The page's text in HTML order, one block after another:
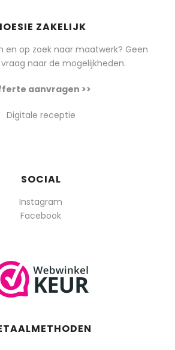
ZAKELIJK
en op zoek naar maatwerk? Geen
naar de mogelijkheden.
aanvragen >>
Digitale receptie
SOCIAL
Instagram
Facebook